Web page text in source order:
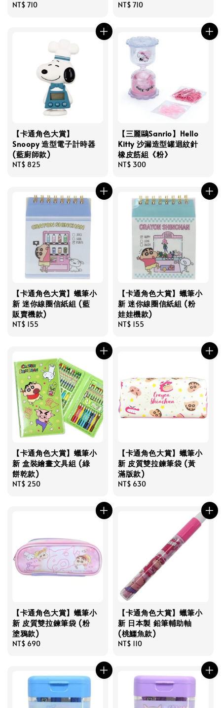
Regular
NT$ 710
Regular
NT$ 710
【卡通角色大賞】
Snoopy 造型電子計時器
(藍廚師款)
Regular
NT$ 825
【三麗鷗Sanrio】Hello
Kitty 沙漏造型罐迴紋針
橡皮筋組《粉》
Regular
NT$ 300
【卡通角色大賞】蠟筆小
新 迷你線圈信紙組 (藍
販賣機款)
Regular
NT$ 155
【卡通角色大賞】蠟筆小
新 迷你線圈信紙組 (粉
娃娃機款)
Regular
NT$ 155
【卡通角色大賞】蠟筆小
新 盒裝繪畫文具組 (綠
餅乾款)
Regular
NT$ 250
【卡通角色大賞】蠟筆小
新 皮質雙拉鍊筆袋 (黃
滿版款)
Regular
NT$ 630
【卡通角色大賞】蠟筆小
新 皮質雙拉鍊筆袋 (粉
塗鴉款)
Regular
NT$ 690
【卡通角色大賞】蠟筆小
新 日本製 鉛筆輔助軸
(桃鱷魚款)
Regular
NT$ 110